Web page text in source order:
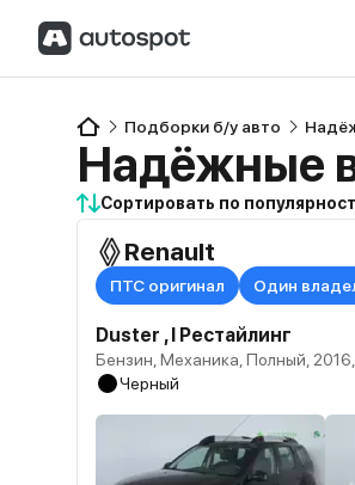
Подборки б/у авто
Надёжные
Сортировать по
Renault
ПТС оригинал Один
Duster , I Рестайлинг
Бензин, Механика, Полный,
Черный